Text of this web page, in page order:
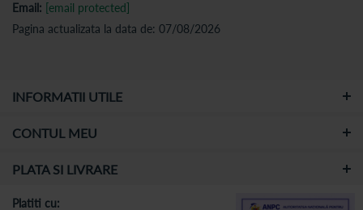
Email: [email protected]
Pagina actualizata la data de: 07/08/2026
INFORMATII UTILE
CONTUL MEU
PLATA SI LIVRARE
Platiti cu: